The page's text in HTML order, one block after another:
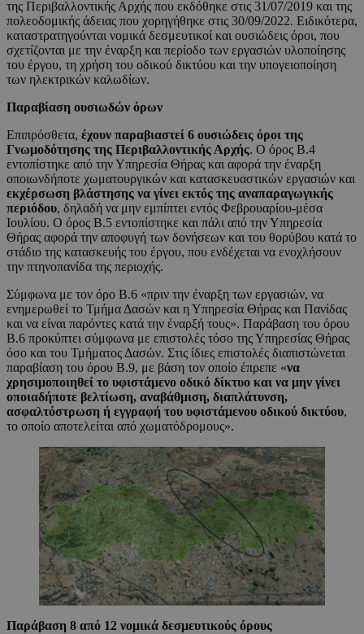
της Περιβαλλοντικής Αρχής που εκδόθηκε στις 31/07/2019 και της
πολεοδομικής άδειας που χορηγήθηκε στις 30/09/2022. Ειδικότερα,
καταστρατηγούνται νομικά δεσμευτικοί και ουσιώδεις όροι, που
σχετίζονται με την έναρξη και περίοδο των εργασιών υλοποίησης
του έργου, τη χρήση του οδικού δικτύου και την υπογειοποίηση
των ηλεκτρικών καλωδίων.
Παραβίαση ουσιωδών όρων
Επιπρόσθετα, έχουν παραβιαστεί 6 ουσιώδεις όροι της
Γνωμοδότησης της Περιβαλλοντικής Αρχής. Ο όρος Β.4
εντοπίστηκε από την Υπηρεσία Θήρας και αφορά την έναρξη
οποιωνδήποτε χωματουργικών και κατασκευαστικών εργασιών και
εκχέρσωση βλάστησης να γίνει εκτός της αναπαραγωγικής
περιόδου, δηλαδή να μην εμπίπτει εντός Φεβρουαρίου-μέσα
Ιουλίου. Ο όρος Β.5 εντοπίστηκε και πάλι από την Υπηρεσία
Θήρας αφορά την αποφυγή των δονήσεων και του θορύβου κατά το
στάδιο της κατασκευής του έργου, που ενδέχεται να ενοχλήσουν
την πτηνοπανίδα της περιοχής.
Σύμφωνα με τον όρο Β.6 «πριν την έναρξη των εργασιών, να
ενημερωθεί το Τμήμα Δασών και η Υπηρεσία Θήρας και Πανίδας
και να είναι παρόντες κατά την έναρξή τους». Παράβαση του όρου
Β.6 προκύπτει σύμφωνα με επιστολές τόσο της Υπηρεσίας Θήρας
όσο και του Τμήματος Δασών. Στις ίδιες επιστολές διαπιστώνεται
παραβίαση του όρου Β.9, με βάση τον οποίο έπρεπε «να
χρησιμοποιηθεί το υφιστάμενο οδικό δίκτυο και να μην γίνει
οποιαδήποτε βελτίωση, αναβάθμιση, διαπλάτυνση,
ασφαλτόστρωση ή εγγραφή του υφιστάμενου οδικού δικτύου,
το οποίο αποτελείται από χωματόδρομους».
Παράβαση 8 από 12 νομικά δεσμευτικούς όρους